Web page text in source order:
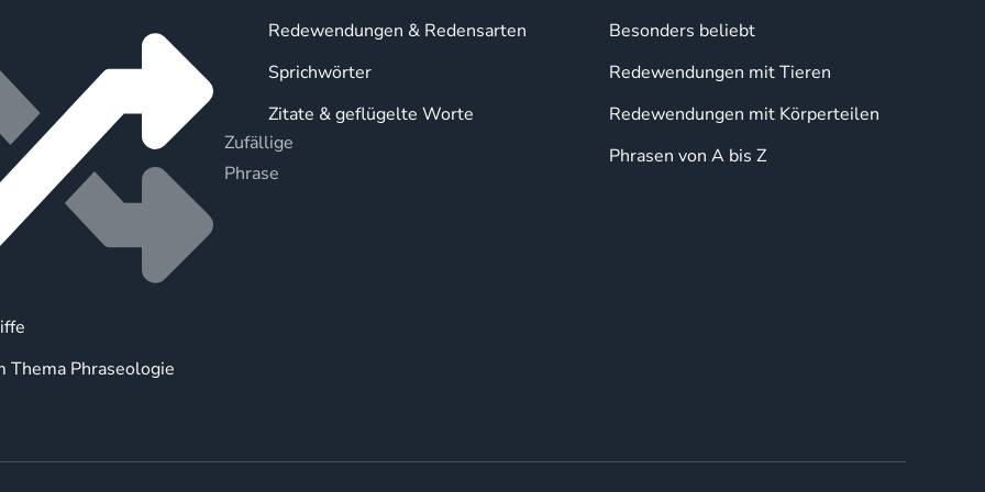
Zufällige
Phrase
Thema Phraseologie
Redewendungen & Redensarten
Sprichwörter
Zitate & geflügelte Worte
Besonders beliebt
Redewendungen mit Tieren
Redewendungen mit Körperteilen
Phrasen von A bis Z